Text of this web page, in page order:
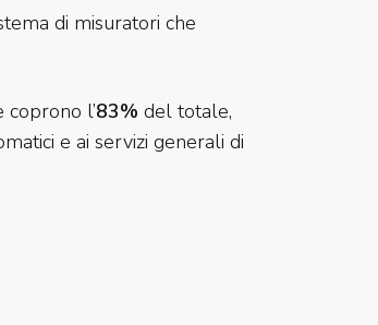
di misuratori che
l’83% del totale,
e ai servizi generali di